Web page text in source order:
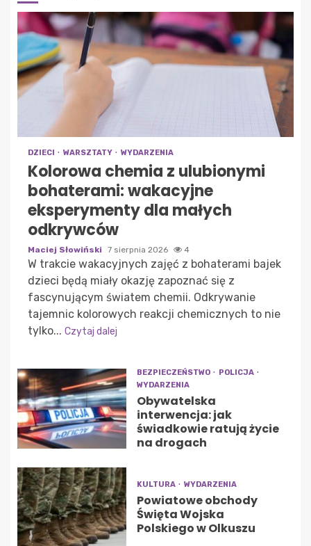
DZIECI WARSZTATY WYDARZENIA
Kolorowa chemia z ulubionymi
bohaterami: wakacyjne
eksperymenty dla małych
odkrywców
Maciej Słowiński 7 sierpnia 2026 4
W trakcie wakacyjnych zajęć z bohaterami bajek
dzieci będą miały okazję zapoznać się z
fascynującym światem chemii. Odkrywanie
tajemnic kolorowych reakcji chemicznych to nie
tylko... Czytaj dalej
BEZPIECZEŃSTWO
POLICJA
WYDARZENIA
Obywatelska
interwencja: jak
świadkowie ratują życie
na drogach
KULTURA WYDARZENIA
Powiatowe obchody
Święta Wojska
Polskiego w Olkuszu